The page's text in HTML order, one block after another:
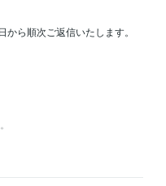
ら順次ご返信いたします。